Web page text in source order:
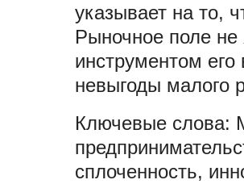
указывает на то,
Рыночное поле не
инструментом
невыгоды малого
сплоченность,